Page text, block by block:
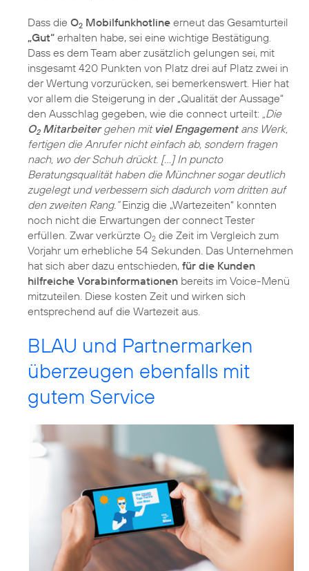
Dass die O2 Mobilfunkhotline erneut das Gesamturteil
„Gut“ erhalten habe, sei eine wichtige Bestätigung.
Dass es dem Team aber zusätzlich gelungen sei, mit
insgesamt 420 Punkten von Platz drei auf Platz zwei in
der Wertung vorzurücken, sei bemerkenswert. Hier hat
vor allem die Steigerung in der „Qualität der Aussage“
den Ausschlag gegeben, wie die connect urteilt: „Die
O2Mitarbeitergehen mit viel Engagementans Werk,
fertigen die Anrufer nicht einfach ab, sondern fragen
nach, wo der Schuh drückt. […] In puncto
Beratungsqualität haben die Münchner sogar deutlich
zugelegt und verbessern sich dadurch vom dritten auf
den zweiten Rang.“Einzig die „Wartezeiten“ konnten
noch nicht die Erwartungen der connect Tester
erfüllen. Zwar verkürzte O2 die Zeit im Vergleich zum
Vorjahr um erhebliche 54 Sekunden. Das Unternehmen
hat sich aber dazu entschieden, für die Kunden
hilfreiche Vorabinformationen bereits im Voice-Menü
mitzuteilen. Diese kosten Zeit und wirken sich
entsprechend auf die Wartezeit aus.
BLAU und Partnermarken
überzeugen ebenfalls mit
gutem Service